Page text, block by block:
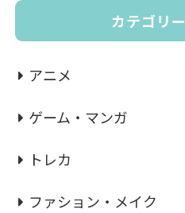
カテゴリー
アニメ
ゲーム・マンガ
トレカ
ファション・メイク